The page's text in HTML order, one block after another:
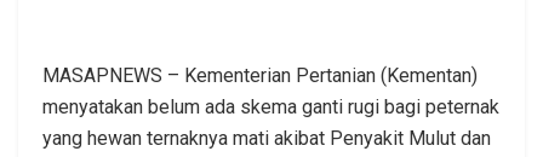
MASAPNEWS – Kementerian Pertanian (Kementan)
menyatakan belum ada skema ganti rugi bagi peternak
yang hewan ternaknya mati akibat Penyakit Mulut dan